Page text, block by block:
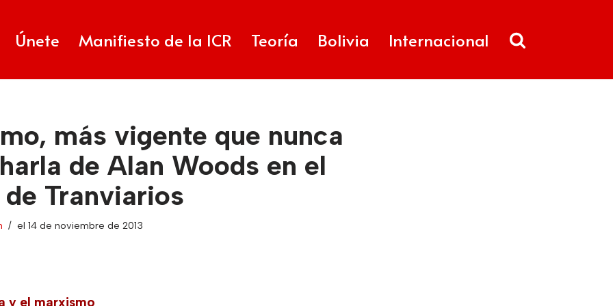
Únete Manifiesto de la ICR Teoría Bolivia Internacional
más vigente que nunca
de Alan Woods en el
Tranviarios
el 14 de noviembre de 2013
y el marxismo